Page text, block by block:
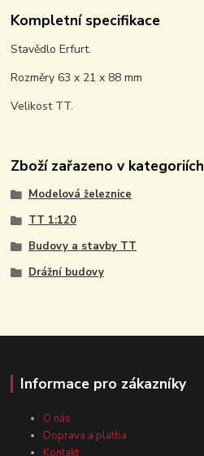
Kompletní specifikace
Stavědlo Erfurt.
Rozměry 63 x 21 x 88 mm
Velikost TT.
Zboží zařazeno v kategoriích
Modelová železnice
TT 1:120
Budovy a stavby TT
Drážní budovy
Informace pro zákazníky
O nás
Doprava a platba
Kontakt